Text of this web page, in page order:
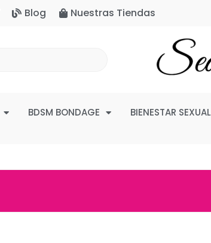
Blog Nuestras Tiendas
BDSM BONDAGE BIENESTAR SEXUAL